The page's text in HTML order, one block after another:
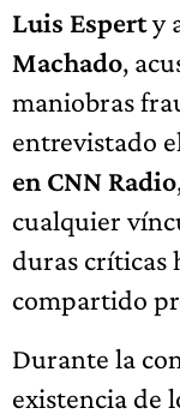
Luis Esperty
Machado,
maniobras
entrevistado
en CNN Radio
cualquier
duras críticas
compartido
Durante la
existencia de